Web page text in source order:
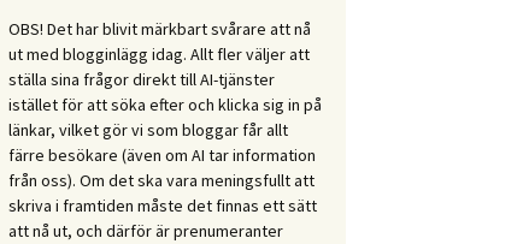
OBS! Det har blivit märkbart svårare att nå
ut med blogginlägg idag. Allt fler väljer att
ställa sina frågor direkt till AI-tjänster
istället för att söka efter och klicka sig in på
länkar, vilket gör vi som bloggar får allt
färre besökare (även om AI tar information
från oss). Om det ska vara meningsfullt att
skriva i framtiden måste det finnas ett sätt
att nå ut, och därför är prenumeranter